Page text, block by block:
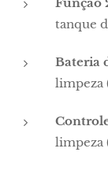
tanque
Bateria
limpeza
limpeza